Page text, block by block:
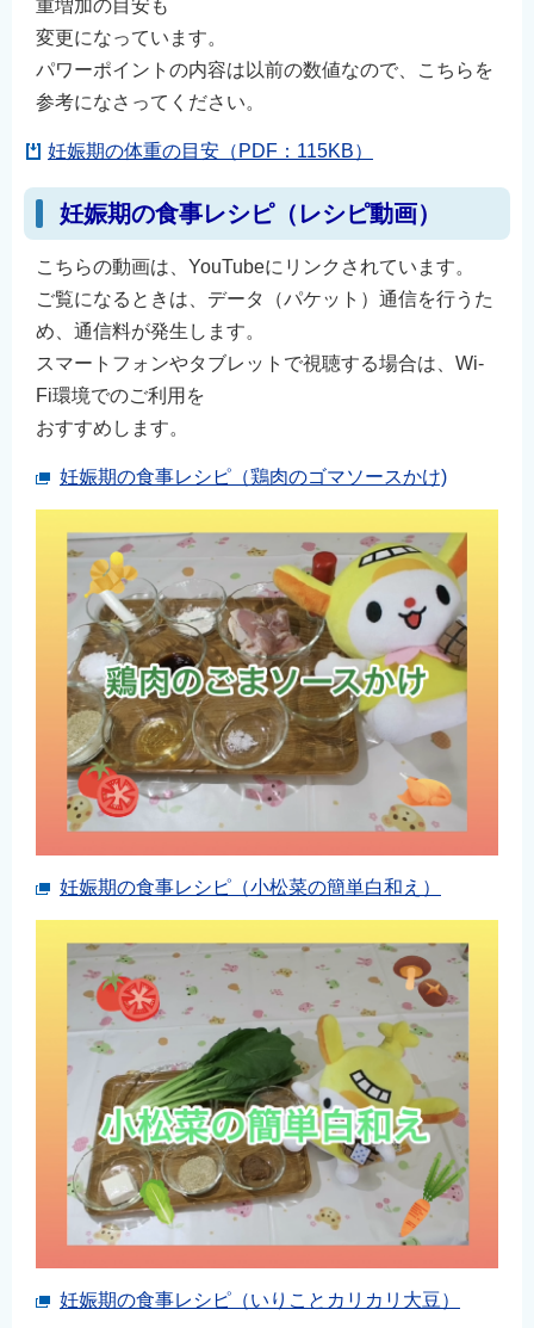
重増加の目安も
変更になっています。
パワーポイントの内容は以前の数値なので、こちらを
参考になさってください。
妊娠期の体重の目安（PDF：115KB）
妊娠期の食事レシピ（レシピ動画）
こちらの動画は、YouTubeにリンクされています。
ご覧になるときは、データ（パケット）通信を行うた
め、通信料が発生します。
スマートフォンやタブレットで視聴する場合は、Wi-
Fi環境でのご利用を
おすすめします。
妊娠期の食事レシピ（鶏肉のゴマソースかけ)
妊娠期の食事レシピ（小松菜の簡単白和え）
妊娠期の食事レシピ（いりことカリカリ大豆）